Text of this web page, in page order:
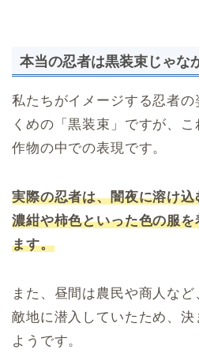
本当の忍者は黒装束じゃな
私たちがイメージする忍者
くめの「黒装束」ですが、
作物の中での表現です。
実際の忍者は、闇夜に溶け
濃紺や柿色といった色の服
ます。
また、昼間は農民や商人な
敵地に潜入していたため、
ようです。